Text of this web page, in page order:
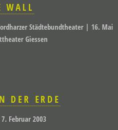
WALL
Städtebundtheater | 16. Mai
Giessen
DER ERDE
Februar 2003